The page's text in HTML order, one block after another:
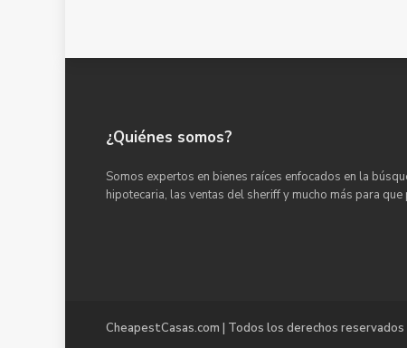
¿Quiénes somos?
Somos expertos en bienes raíces enfocados en la
hipotecaria, las ventas del sheriff y mucho más para
CheapestCasas.com | Todos los derechos